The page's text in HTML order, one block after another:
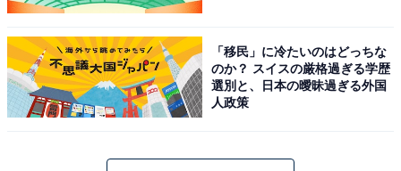
「移民」に冷たいのはどっちな
のか？ スイスの厳格過ぎる学歴
選別と、日本の曖昧過ぎる外国
人政策